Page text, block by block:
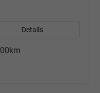
Details